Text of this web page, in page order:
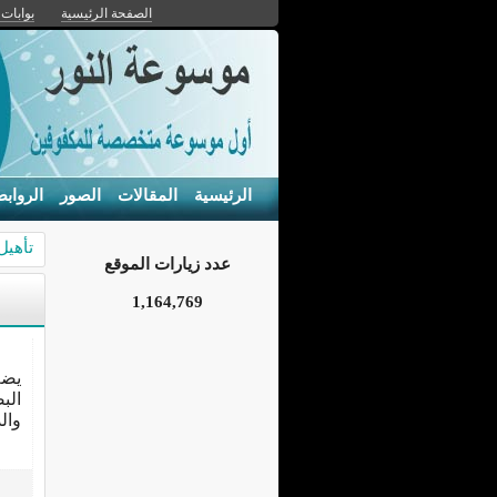
الصفحة الرئيسية بوابات
الرئيسية المقالات الصور
عدد زيارات الموقع
1,164,769